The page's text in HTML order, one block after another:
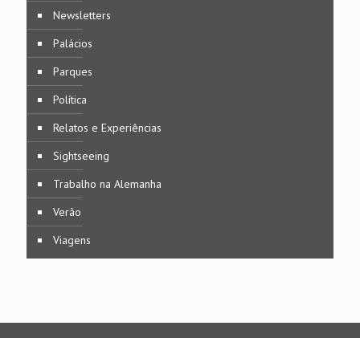
Newsletters
Palácios
Parques
Política
Relatos e Experiências
Sightseeing
Trabalho na Alemanha
Verão
Viagens